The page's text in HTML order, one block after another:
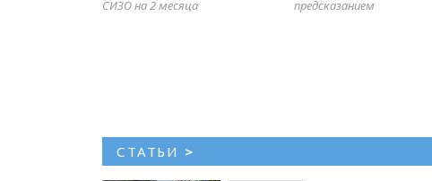
СИЗО на 2 месяца
предсказанием
СТАТЬИ >